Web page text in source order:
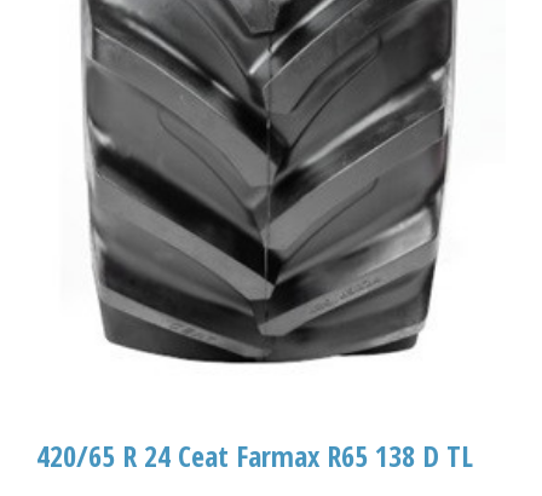
420/65 R 24 Ceat Farmax R65 138 D TL